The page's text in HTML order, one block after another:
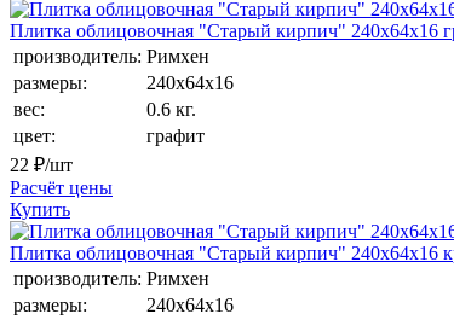
Плитка облицовочная "Старый кирпич" 240x64x16
производитель: Римхен
размеры:
240х64x16
вес:
0.6 кг.
цвет:
графит
22 ₽/шт
Расчёт цены
Купить
Плитка облицовочная "Старый кирпич" 240x64x16
производитель: Римхен
размеры:
240х64x16